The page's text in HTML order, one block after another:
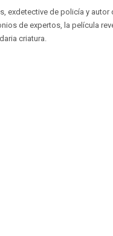
exdetective de policía y autor
de expertos, la película
criatura.